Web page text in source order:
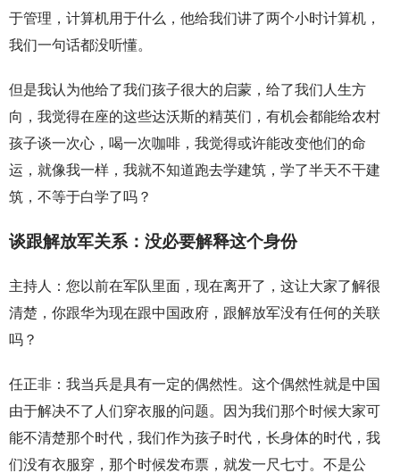
于管理，计算机用于什么，他给我们讲了两个小时计算机，
我们一句话都没听懂。
但是我认为他给了我们孩子很大的启蒙，给了我们人生方
向，我觉得在座的这些达沃斯的精英们，有机会都能给农村
孩子谈一次心，喝一次咖啡，我觉得或许能改变他们的命
运，就像我一样，我就不知道跑去学建筑，学了半天不干建
筑，不等于白学了吗？
谈跟解放军关系：没必要解释这个身份
主持人：您以前在军队里面，现在离开了，这让大家了解很
清楚，你跟华为现在跟中国政府，跟解放军没有任何的关联
吗？
任正非：我当兵是具有一定的偶然性。这个偶然性就是中国
由于解决不了人们穿衣服的问题。因为我们那个时候大家可
能不清楚那个时代，我们作为孩子时代，长身体的时代，我
们没有衣服穿，那个时候发布票，就发一尺七寸。不是公